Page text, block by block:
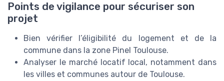
Points de vigilance pour sécuriser son
projet
Bien vérifier l’éligibilité du logement et de la
commune dans la zone Pinel Toulouse.
Analyser le marché locatif local, notamment dans
les villes et communes autour de Toulouse.